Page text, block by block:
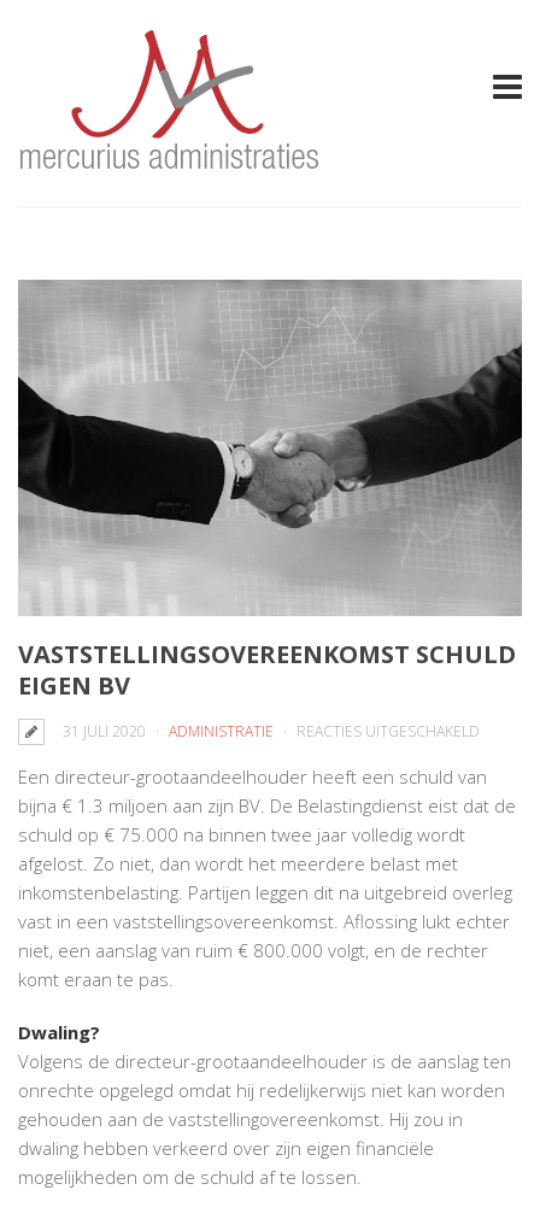
VASTSTELLINGSOVEREENKOMST SCHULD
EIGEN BV
31 JULI 2020 ADMINISTRATIE REACTIES UITGESCHAKELD
SCHULD
EIGEN
Een directeur-grootaandeelhouder heeft een schuld van
bijna € 1.3 miljoen aan zijn BV. De Belastingdienst eist dat de
schuld op € 75.000 na binnen twee jaar volledig wordt
afgelost. Zo niet, dan wordt het meerdere belast met
inkomstenbelasting. Partijen leggen dit na uitgebreid overleg
vast in een vaststellingsovereenkomst. Aflossing lukt echter
niet, een aanslag van ruim € 800.000 volgt, en de rechter
komt eraan te pas.
Dwaling?
Volgens de directeur-grootaandeelhouder is de aanslag ten
onrechte opgelegd omdat hij redelijkerwijs niet kan worden
gehouden aan de vaststellingovereenkomst. Hij zou in
dwaling hebben verkeerd over zijn eigen financiële
mogelijkheden om de schuld af te lossen.